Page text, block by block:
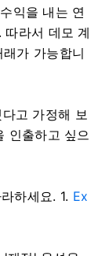
익을 내는 연
따라서 데모 계
가 가능합니
고 가정해 보
인출하고 싶으
하세요. 1. Ex